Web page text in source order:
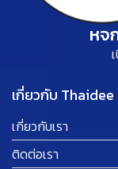
หจ
เกี่ยวกับ Thaidee
เกี่ยวกับเรา
ติดต่อเรา